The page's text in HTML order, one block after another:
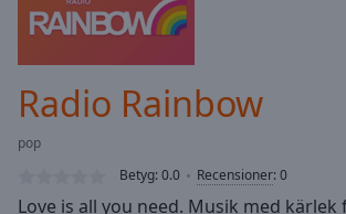
Skip
Forward
Mute
Current
Time0:00
Duration
0.00%
Radio Rainbow
pop
Betyg:0.0 Recensioner:0
Love is all you need. Musik med kärlek